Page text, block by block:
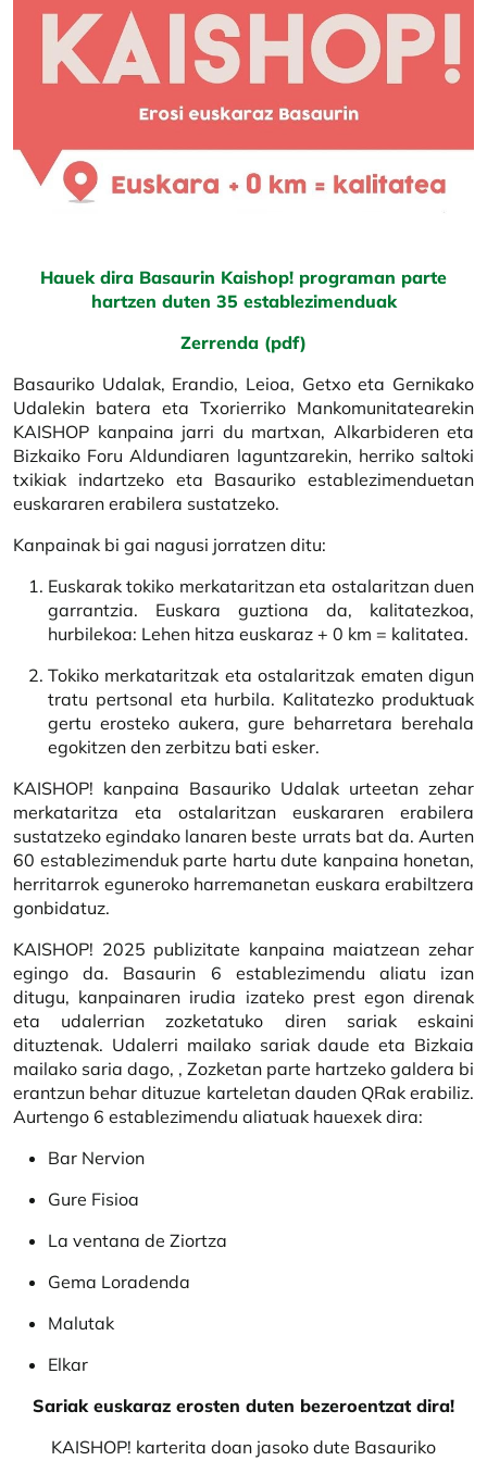
Hauek dira Basaurin Kaishop! programan parte
hartzen duten 35 establezimenduak
Zerrenda (pdf)
Basauriko Udalak, Erandio, Leioa, Getxo eta Gernikako
Udalekin batera eta Txorierriko Mankomunitatearekin
KAISHOP kanpaina jarri du martxan, Alkarbideren eta
Bizkaiko Foru Aldundiaren laguntzarekin, herriko saltoki
txikiak indartzeko eta Basauriko establezimenduetan
euskararen erabilera sustatzeko.
Kanpainak bi gai nagusi jorratzen ditu:
Euskarak tokiko merkataritzan eta ostalaritzan duen
garrantzia. Euskara guztiona da, kalitatezkoa,
hurbilekoa: Lehen hitza euskaraz + 0 km = kalitatea.
Tokiko merkataritzak eta ostalaritzak ematen digun
tratu pertsonal eta hurbila. Kalitatezko produktuak
gertu erosteko aukera, gure beharretara berehala
egokitzen den zerbitzu bati esker.
KAISHOP! kanpaina Basauriko Udalak urteetan zehar
merkataritza eta ostalaritzan euskararen erabilera
sustatzeko egindako lanaren beste urrats bat da. Aurten
60 establezimenduk parte hartu dute kanpaina honetan,
herritarrok eguneroko harremanetan euskara erabiltzera
gonbidatuz.
KAISHOP! 2025 publizitate kanpaina maiatzean zehar
egingo da. Basaurin 6 establezimendu aliatu izan
ditugu, kanpainaren irudia izateko prest egon direnak
eta udalerrian zozketatuko diren sariak eskaini
dituztenak. Udalerri mailako sariak daude eta Bizkaia
mailako saria dago, , Zozketan parte hartzeko galdera bi
erantzun behar dituzue karteletan dauden QRak erabiliz.
Aurtengo 6 establezimendu aliatuak hauexek dira:
Bar Nervion
Gure Fisioa
La ventana de Ziortza
Gema Loradenda
Malutak
Elkar
Sariak euskaraz erosten duten bezeroentzat dira!
KAISHOP! karterita doan jasoko dute Basauriko